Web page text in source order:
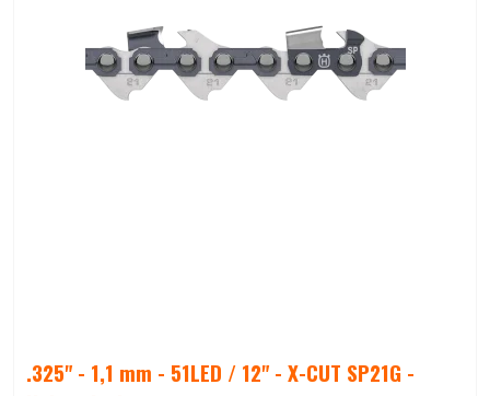
.325" - 1,1 mm - 51LED / 12" - X-CUT SP21G -